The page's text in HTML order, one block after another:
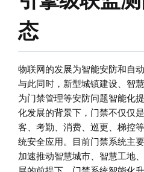
态
物联网的发展为智能安防和自
与此同时，新型城镇建设、智
为门禁管理等安防问题智能化
化发展的背景下，门禁不仅仅
客、考勤、消费、巡更、梯控
统安全应用。目前门禁系统主
加速推动智慧城市、智慧工地